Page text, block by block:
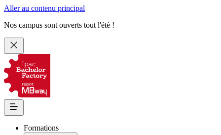
Aller au contenu principal
Nos campus sont ouverts tout l'été !
Formations